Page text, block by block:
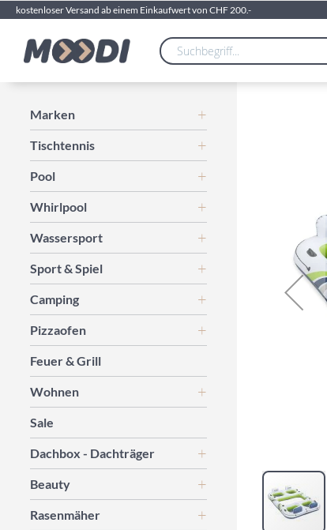
kostenloser Versand ab einem Einkaufwert von CHF 200.-
Marken
Tischtennis
Pool
Whirlpool
Wassersport
Sport & Spiel
Camping
Pizzaofen
Feuer & Grill
Wohnen
Sale
Dachbox - Dachträger
Beauty
Rasenmäher